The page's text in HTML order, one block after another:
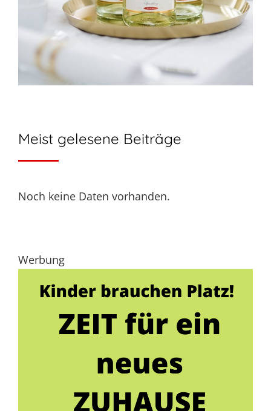
Meist gelesene Beiträge
Noch keine Daten vorhanden.
Werbung